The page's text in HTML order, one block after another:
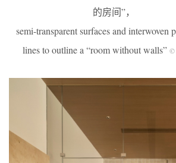
的房间”，
semi-transparent surfaces and interwoven
lines to outline a “room without walls” ©